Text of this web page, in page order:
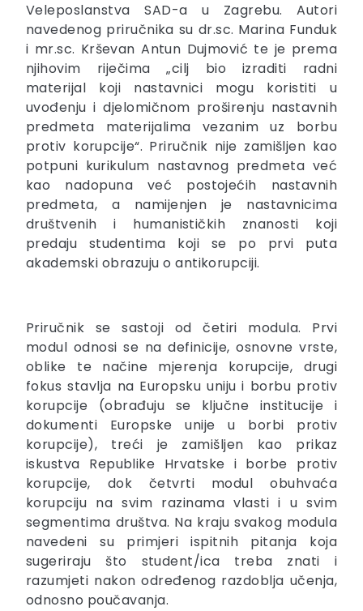
Veleposlanstva SAD-a u Zagrebu. Autori
navedenog priručnika su dr.sc. Marina Funduk
i mr.sc. Krševan Antun Dujmović te je prema
njihovim riječima „cilj bio izraditi radni
materijal koji nastavnici mogu koristiti u
uvođenju i djelomičnom proširenju nastavnih
predmeta materijalima vezanim uz borbu
protiv korupcije“. Priručnik nije zamišljen kao
potpuni kurikulum nastavnog predmeta već
kao nadopuna već postojećih nastavnih
predmeta, a namijenjen je nastavnicima
društvenih i humanističkih znanosti koji
predaju studentima koji se po prvi puta
akademski obrazuju o antikorupciji.
Priručnik se sastoji od četiri modula. Prvi
modul odnosi se na definicije, osnovne vrste,
oblike te načine mjerenja korupcije, drugi
fokus stavlja na Europsku uniju i borbu protiv
korupcije (obrađuju se ključne institucije i
dokumenti Europske unije u borbi protiv
korupcije), treći je zamišljen kao prikaz
iskustva Republike Hrvatske i borbe protiv
korupcije, dok četvrti modul obuhvaća
korupciju na svim razinama vlasti i u svim
segmentima društva. Na kraju svakog modula
navedeni su primjeri ispitnih pitanja koja
sugeriraju što student/ica treba znati i
razumjeti nakon određenog razdoblja učenja,
odnosno poučavanja.